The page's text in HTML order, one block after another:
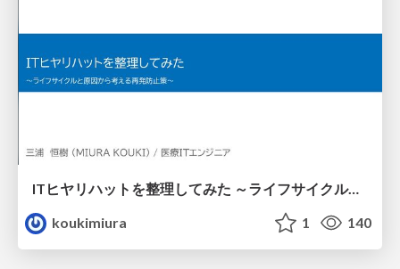
ITヒヤリハットを整理してみた ～ライフサイクルと原因から考える再発防止策～
koukimiura
1 140